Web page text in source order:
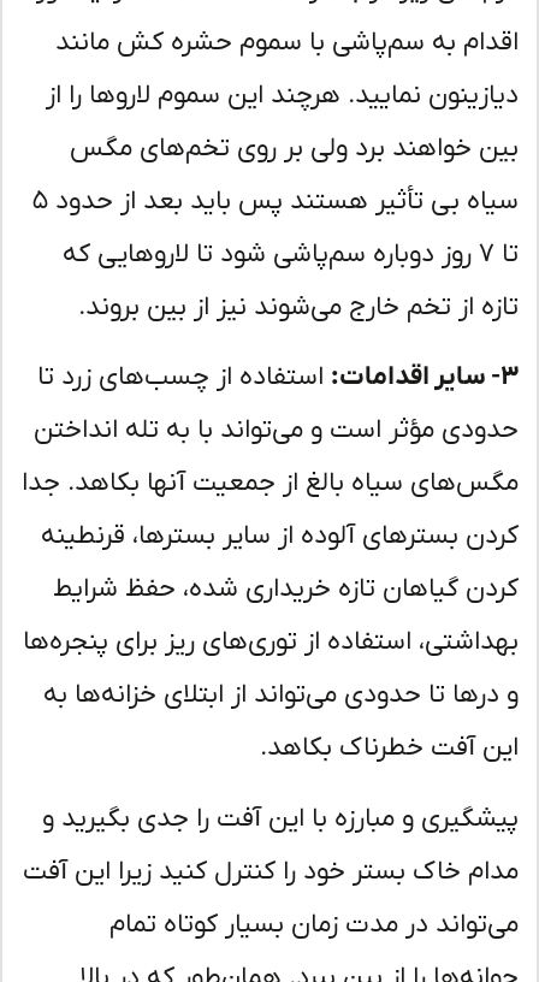
به سم‌پاشی با سموم حشره کش مانند
نمایید. هرچند این سموم لاروها را از
خواهند برد ولی بر روی تخم‌های مگس
سیاه بی تأثیر هستند پس باید بعد از حدود ۵
تا ۷ روز دوباره سم‌پاشی شود تا لاروهایی که
از تخم خارج می‌شوند نیز از بین بروند.
استفاده از چسب‌های زرد تا
مؤثر است و می‌تواند با به تله انداختن
سیاه بالغ از جمعیت آنها بکاهد. جدا
بسترهای آلوده از سایر بسترها، قرنطینه
گیاهان تازه خریداری شده، حفظ شرایط
استفاده از توری‌های ریز برای پنجره‌ها
تا حدودی می‌تواند از ابتلای خزانه‌ها به
آفت خطرناک بکاهد.
و مبارزه با این آفت را جدی بگیرید و
خاک بستر خود را کنترل کنید زیرا این آفت
در مدت زمان بسیار کوتاه تمام